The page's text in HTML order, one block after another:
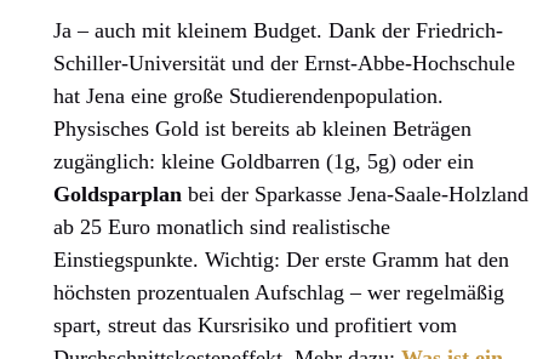
Ja – auch mit kleinem Budget. Dank der Friedrich-
Schiller-Universität und der Ernst-Abbe-Hochschule
hat Jena eine große Studierendenpopulation.
Physisches Gold ist bereits ab kleinen Beträgen
zugänglich: kleine Goldbarren (1g, 5g) oder ein
Goldsparplan bei der Sparkasse Jena-Saale-Holzland
ab 25 Euro monatlich sind realistische
Einstiegspunkte. Wichtig: Der erste Gramm hat den
höchsten prozentualen Aufschlag – wer regelmäßig
spart, streut das Kursrisiko und profitiert vom